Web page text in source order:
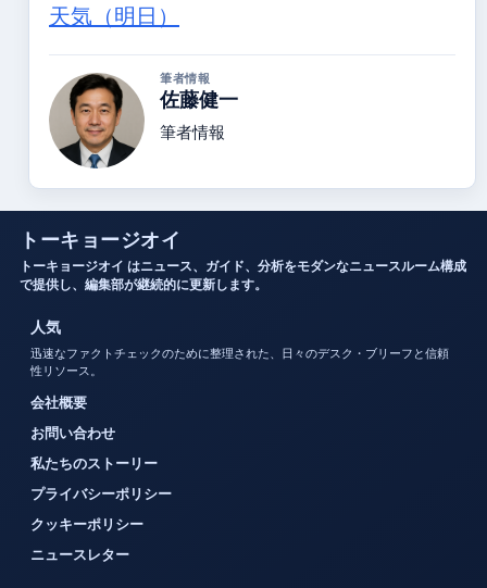
天気（明日）
筆者情報
佐藤健一
筆者情報
トーキョージオイ
トーキョージオイ はニュース、ガイド、分析をモダンなニュースルーム構成
で提供し、編集部が継続的に更新します。
人気
迅速なファクトチェックのために整理された、日々のデスク・ブリーフと信頼
性リソース。
会社概要
お問い合わせ
私たちのストーリー
プライバシーポリシー
クッキーポリシー
ニュースレター